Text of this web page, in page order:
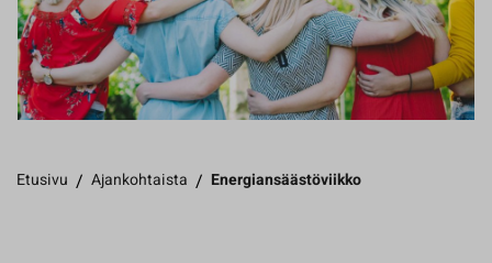
Etusivu / Ajankohtaista / Energiansäästöviikko